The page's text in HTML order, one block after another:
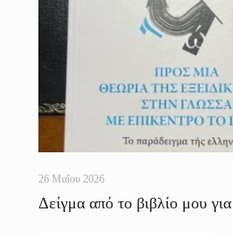
26 Μαΐου 2026
Δείγμα από το βιβλίο μου